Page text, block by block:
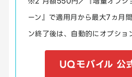
ーン』で適用月から最大7ヵ月
ン終了後は、自動的にオプショ
UQモバイル 公